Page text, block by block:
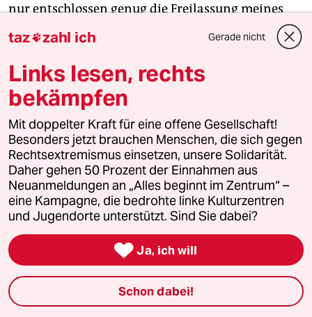
nur entschlossen genug die Freilassung meines
Woche hier.“ Aber die Aufmerksamkeit für die
Türkei ist nicht mehr so groß wie noch vor zwei
Jahren. „Es gibt Ermüdungserscheinungen“, sagt
Said Boluri.
Ist das die einzige Erklärung dafür, dass kaum
jemand Adil Demirci kennt? Vor zwei Jahren
wurde derWelt-Korrespondent Deniz Yücel
festgenommen. Der Aufschrei war groß – zu Recht.
Als Meşale Tolu Ende April 2017 festgenommen
wurde, war Yücel noch in Haft. Die
Aufmerksamkeit für das Thema blieb konstant.
Weil Yücels Fall die deutsch-türkischen
Beziehungen schwer belastet hatte, wurde Tolu als
weitere Eskalation durch die türkischen Behörden
taz zahl ich Gerade nicht
Links lesen, rechts
bekämpfen
Mit doppelter Kraft für eine offene Gesellschaft!
Besonders jetzt brauchen Menschen, die sich gegen
Rechtsextremismus einsetzen, unsere Solidarität.
Daher gehen 50 Prozent der Einnahmen aus
Neuanmeldungen an „Alles beginnt im Zentrum“ –
eine Kampagne, die bedrohte linke Kulturzentren
und Jugendorte unterstützt. Sind Sie dabei?
 Ja, ich will
Schon dabei!